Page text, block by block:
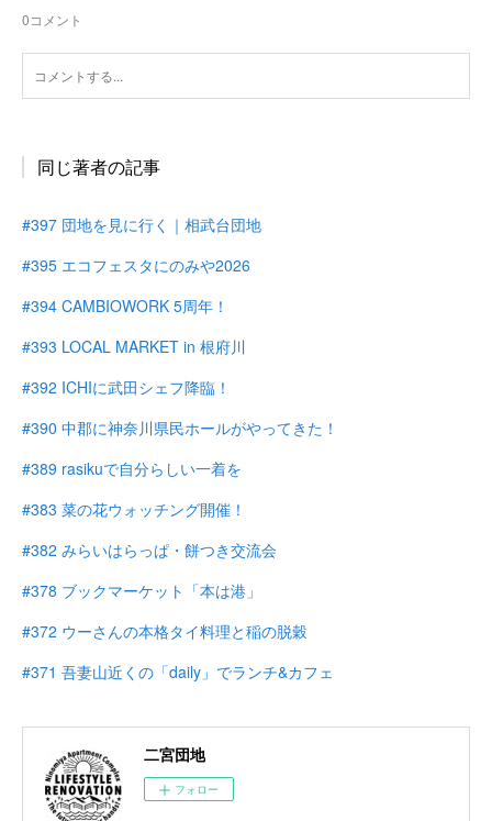
0コメント
同じ著者の記事
#397 団地を見に行く｜相武台団地
#395 エコフェスタにのみや2026
#394 CAMBIOWORK 5周年！
#393 LOCAL MARKET in 根府川
#392 ICHIに武田シェフ降臨！
#390 中郡に神奈川県民ホールがやってきた！
#389 rasikuで自分らしい一着を
#383 菜の花ウォッチング開催！
#382 みらいはらっぱ・餅つき交流会
#378 ブックマーケット「本は港」
#372 ウーさんの本格タイ料理と稲の脱穀
#371 吾妻山近くの「daily」でランチ&カフェ
二宮団地
フォロー